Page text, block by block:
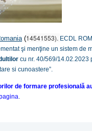
(14541553). ECDL
şi menţine un sistem de
cu nr. 40/569/14.02.2023
si cunoastere”.
de formare profesională